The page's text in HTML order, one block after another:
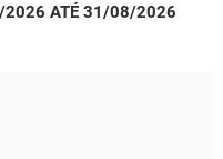
2026 ATÉ 31/08/2026